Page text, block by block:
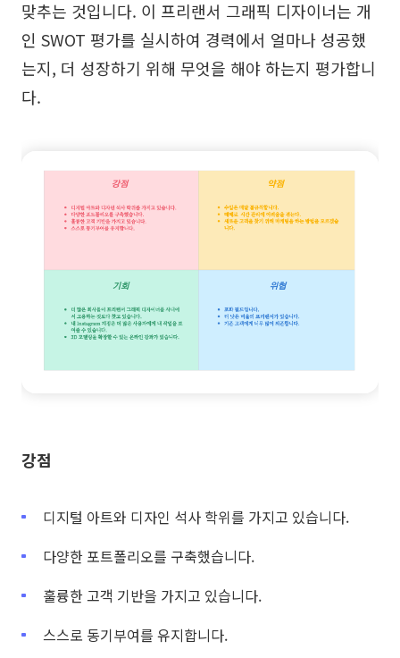
맞추는 것입니다. 이 프리랜서 그래픽 디자이너는 개
인 SWOT 평가를 실시하여 경력에서 얼마나 성공했
는지, 더 성장하기 위해 무엇을 해야 하는지 평가합니
다.
강점
디지털 아트와 디자인 석사 학위를 가지고 있습니다.
다양한 포트폴리오를 구축했습니다.
훌륭한 고객 기반을 가지고 있습니다.
스스로 동기부여를 유지합니다.